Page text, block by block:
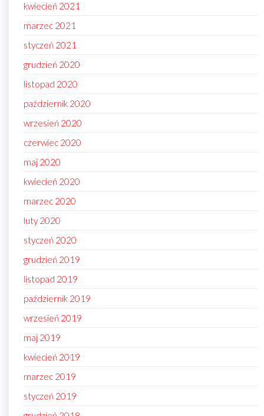
kwiecień 2021
marzec 2021
styczeń 2021
grudzień 2020
listopad 2020
październik 2020
wrzesień 2020
czerwiec 2020
maj 2020
kwiecień 2020
marzec 2020
luty 2020
styczeń 2020
grudzień 2019
listopad 2019
październik 2019
wrzesień 2019
maj 2019
kwiecień 2019
marzec 2019
styczeń 2019